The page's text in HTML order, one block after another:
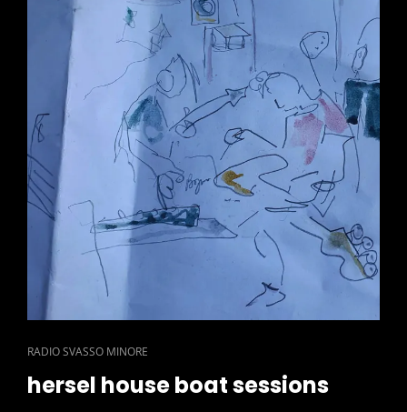
CAT
LINKS
RADIO SVASSO MINORE
hersel house boat sessions